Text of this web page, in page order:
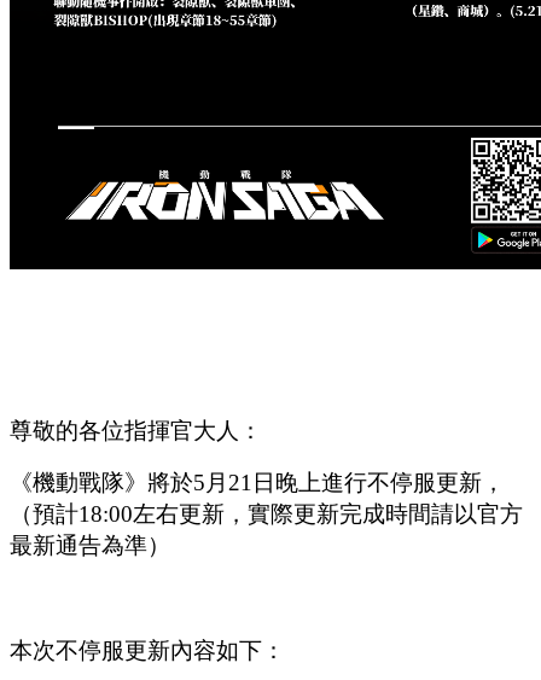
尊敬的各位指揮官大人：
《機動戰隊》將於5 月 21 日晚上進行不停服更新，
（預計18:00左右更新，實際更新完成時間請以官方
最新通告為準）
本次不停服更新內容如下：